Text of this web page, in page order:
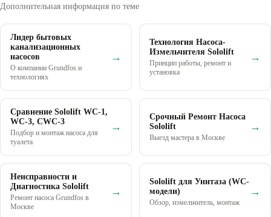
Дополнительная информация по теме
Лидер бытовых
канализационных
насосов
О компании Grundfos и
технологиях
→
Технология Насоса-
Измельчителя Sololift
Принцип работы, ремонт и
установка
→
Сравнение Sololift WC-1,
WC-3, CWC-3
Подбор и монтаж насоса для
туалета
→
Срочный Ремонт Насоса
Sololift
Выезд мастера в Москве
→
Неисправности и
Диагностика Sololift
Ремонт насоса Grundfos в
Москве
→
Sololift для Унитаза (WC-
модели)
Обзор, измельчитель, монтаж
→